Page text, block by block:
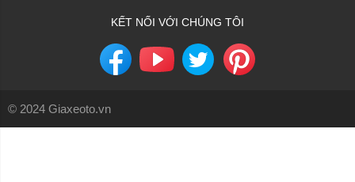
KẾT NỐI VỚI CHÚNG TÔI
© 2024 Giaxeoto.vn